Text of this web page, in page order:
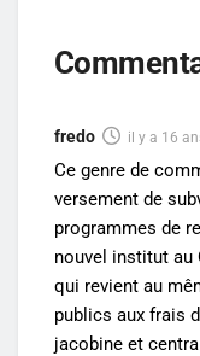
fredo il y a 16
Ce genre de
versement de
programmes de
nouvel institut au
qui revient au
publics aux frais
jacobine et